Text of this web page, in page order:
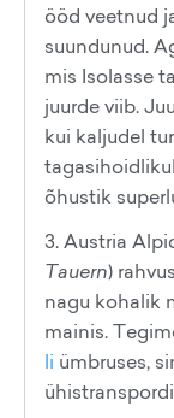
ööd veetnud
suundunud.
mis Isolasse
juurde viib.
kui kaljudel
õhustik
3. Austria
Tauern)
nagu kohalik
mainis.
li ümbruses,